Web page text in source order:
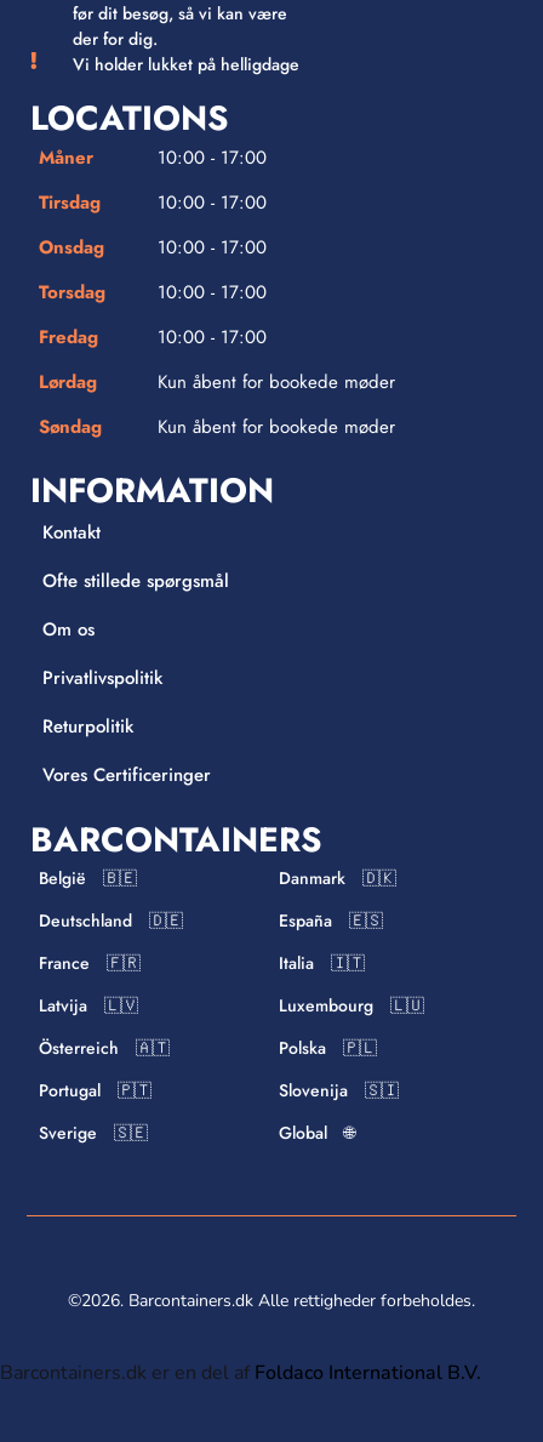
før dit besøg, så vi kan være
der for dig.
Vi holder lukket på helligdage
LOCATIONS
Måner
10:00 - 17:00
Tirsdag
10:00 - 17:00
Onsdag
10:00 - 17:00
Torsdag
10:00 - 17:00
Fredag
10:00 - 17:00
Lørdag
Kun åbent for bookede møder
Søndag
Kun åbent for bookede møder
INFORMATION
Kontakt
Ofte stillede spørgsmål
Om os
Privatlivspolitik
Returpolitik
Vores Certificeringer
BARCONTAINERS
België 🇧🇪
Danmark 🇩🇰
Deutschland 🇩🇪
España 🇪🇸
France 🇫🇷
Italia 🇮🇹
Latvija 🇱🇻
Luxembourg 🇱🇺
Österreich 🇦🇹
Polska 🇵🇱
Portugal 🇵🇹
Slovenija 🇸🇮
Sverige 🇸🇪
Global 🌐
©2026. Barcontainers.dk Alle rettigheder forbeholdes.
Barcontainers.dk er en del af Foldaco International B.V.